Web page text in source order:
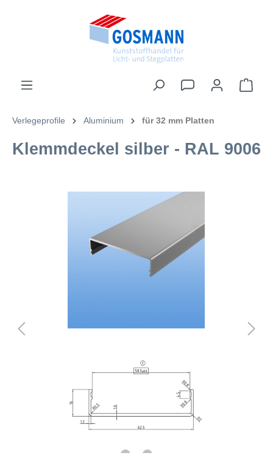
Verlegeprofile Aluminium für 32 mm Platten
Klemmdeckel silber - RAL 9006